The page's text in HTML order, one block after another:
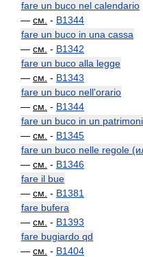
fare un buco nel calendario
— см. - B1344
fare un buco in una cassa
— см. - B1342
fare un buco alla legge
— см. - B1343
fare un buco nell'orario
— см. - B1344
fare un buco in un
— см. - B1345
fare un buco nelle regole
— см. - B1346
fare il bue
— см. - B1381
fare bufera
— см. - B1393
fare bugiardo qd
— см. - B1404